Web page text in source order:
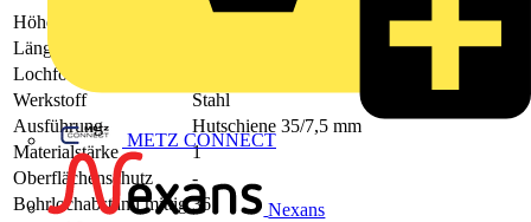
METZ CONNECT
Nexans
Höhe
Länge
Lochform
Werkstoff
Stahl
Ausführung
Hutschiene 35/7,5 mm
Materialstärke
1
Oberflächenschutz
-
Bohrlochabstand mittig 36